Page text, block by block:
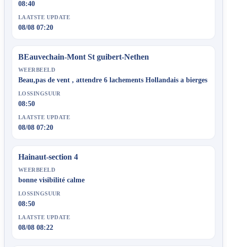
08:40
LAATSTE UPDATE
08/08 07:20
BEauvechain-Mont St guibert-Nethen
WEERBEELD
Beau,pas de vent , attendre 6 lachements Hollandais a bierges
LOSSINGSUUR
08:50
LAATSTE UPDATE
08/08 07:20
Hainaut-section 4
WEERBEELD
bonne visibilité calme
LOSSINGSUUR
08:50
LAATSTE UPDATE
08/08 08:22